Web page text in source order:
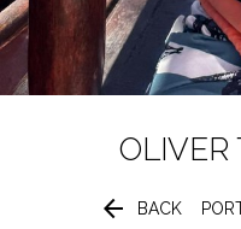
OLIVER
 BACK